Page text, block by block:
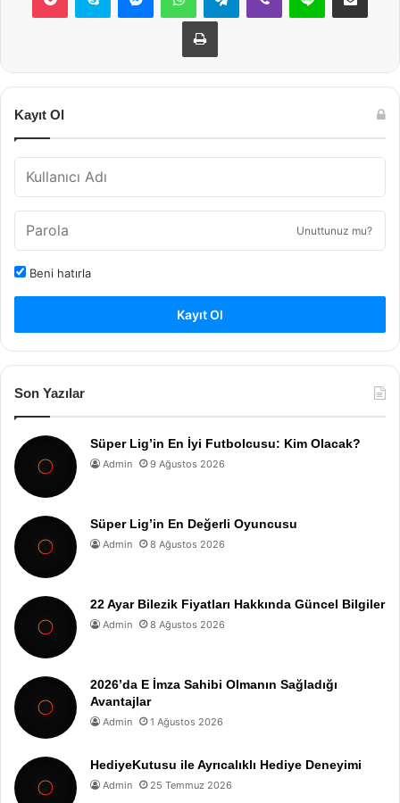
Yazdır
Kayıt Ol
Unuttunuz mu?
Beni hatırla
Kayıt Ol
Son Yazılar
Süper Lig’in En İyi Futbolcusu: Kim Olacak?
Admin 9 Ağustos 2026
Süper Lig’in En Değerli Oyuncusu
Admin 8 Ağustos 2026
22 Ayar Bilezik Fiyatları Hakkında Güncel Bilgiler
Admin 8 Ağustos 2026
2026’da E İmza Sahibi Olmanın Sağladığı
Avantajlar
Admin 1 Ağustos 2026
HediyeKutusu ile Ayrıcalıklı Hediye Deneyimi
Admin 25 Temmuz 2026